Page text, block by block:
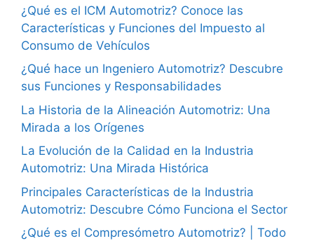
¿Qué es el ICM Automotriz? Conoce las
Características y Funciones del Impuesto al
Consumo de Vehículos
¿Qué hace un Ingeniero Automotriz? Descubre
sus Funciones y Responsabilidades
La Historia de la Alineación Automotriz: Una
Mirada a los Orígenes
La Evolución de la Calidad en la Industria
Automotriz: Una Mirada Histórica
Principales Características de la Industria
Automotriz: Descubre Cómo Funciona el Sector
¿Qué es el Compresómetro Automotriz? | Todo